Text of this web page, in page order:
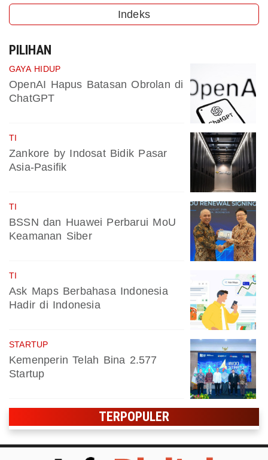
Indeks
PILIHAN
GAYA HIDUP
OpenAI Hapus Batasan Obrolan di
ChatGPT
TI
Zankore by Indosat Bidik Pasar
Asia-Pasifik
TI
BSSN dan Huawei Perbarui MoU
Keamanan Siber
TI
Ask Maps Berbahasa Indonesia
Hadir di Indonesia
STARTUP
Kemenperin Telah Bina 2.577
Startup
TERPOPULER